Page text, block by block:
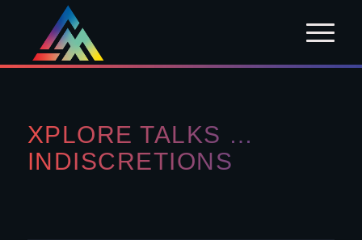
XPLORE TALKS …
INDISCRETIONS